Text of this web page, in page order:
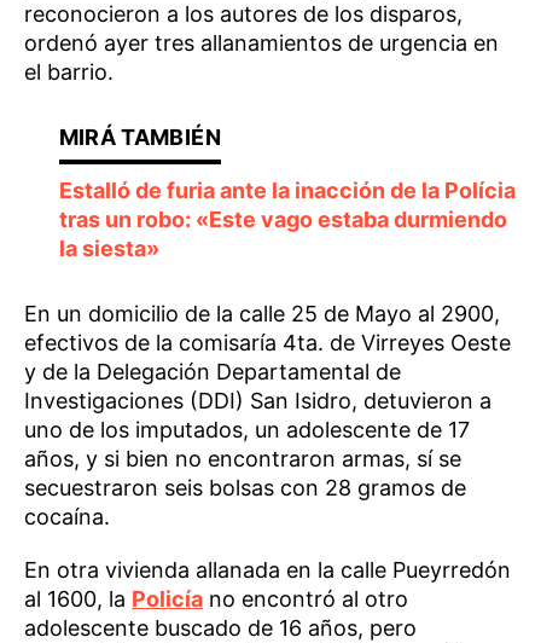
reconocieron a los autores de los disparos,
ordenó ayer tres allanamientos de urgencia en
el barrio.
Estalló de furia ante la inacción de la Polícia
tras un robo: «Este vago estaba durmiendo
la siesta»
En un domicilio de la calle 25 de Mayo al 2900,
efectivos de la comisaría 4ta. de Virreyes Oeste
y de la Delegación Departamental de
Investigaciones (DDI) San Isidro, detuvieron a
uno de los imputados, un adolescente de 17
años, y si bien no encontraron armas, sí se
secuestraron seis bolsas con 28 gramos de
cocaína.
En otra vivienda allanada en la calle Pueyrredón
al 1600, la Policía no encontró al otro
adolescente buscado de 16 años, pero